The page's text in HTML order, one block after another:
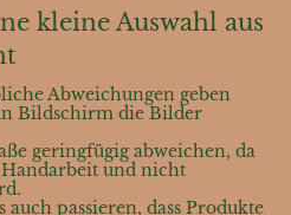
kleine Auswahl aus
Abweichungen geben
Bildschirm die Bilder
geringfügig abweichen, da
und nicht
passieren, dass Produkte